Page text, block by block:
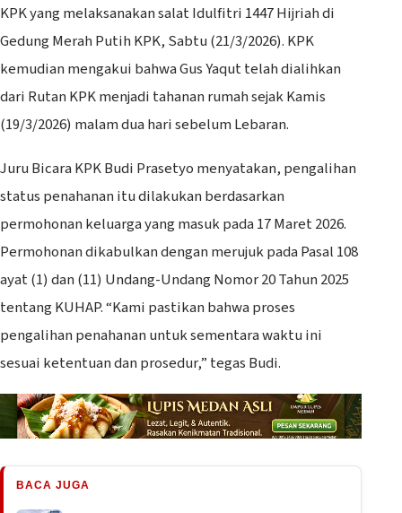
KPK yang melaksanakan salat Idulfitri 1447 Hijriah di
Gedung Merah Putih KPK, Sabtu (21/3/2026). KPK
kemudian mengakui bahwa Gus Yaqut telah dialihkan
dari Rutan KPK menjadi tahanan rumah sejak Kamis
(19/3/2026) malam dua hari sebelum Lebaran.
Juru Bicara KPK Budi Prasetyo menyatakan, pengalihan
status penahanan itu dilakukan berdasarkan
permohonan keluarga yang masuk pada 17 Maret 2026.
Permohonan dikabulkan dengan merujuk pada Pasal 108
ayat (1) dan (11) Undang-Undang Nomor 20 Tahun 2025
tentang KUHAP. “Kami pastikan bahwa proses
pengalihan penahanan untuk sementara waktu ini
sesuai ketentuan dan prosedur,” tegas Budi.
BACA JUGA